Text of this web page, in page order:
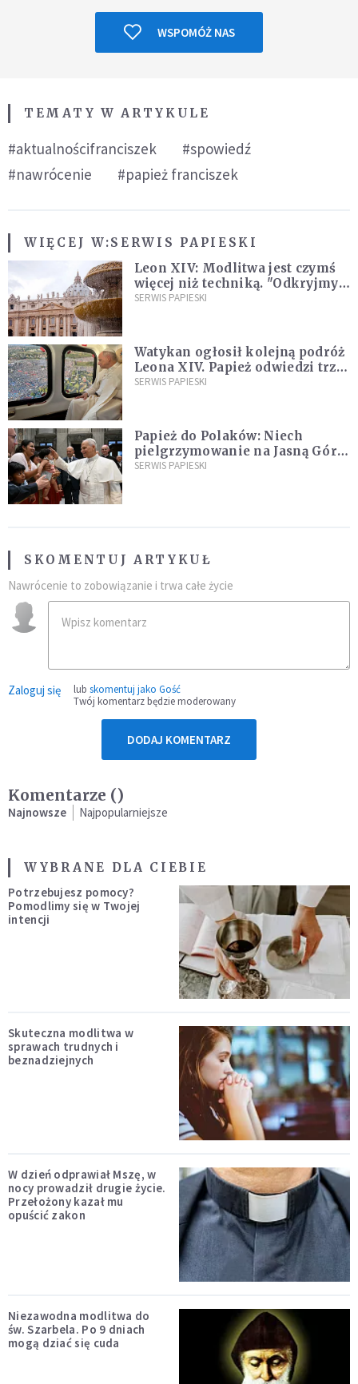
WSPOMÓŻ NAS
TEMATY W ARTYKULE
#aktualnościfranciszek
#spowiedź
#nawrócenie
#papież franciszek
WIĘCEJ W:SERWIS PAPIESKI
Leon XIV: Modlitwa jest czymś
więcej niż techniką. "Odkryjmy
ją na nowo"
SERWIS PAPIESKI
Watykan ogłosił kolejną podróż
Leona XIV. Papież odwiedzi trzy
kraje Ameryki Południowej
SERWIS PAPIESKI
Papież do Polaków: Niech
pielgrzymowanie na Jasną Górę
umocni wiarę i nadzieję
SERWIS PAPIESKI
SKOMENTUJ ARTYKUŁ
Nawrócenie to zobowiązanie i trwa całe życie
Zaloguj się lub skomentuj jako Gość
Twój komentarz będzie moderowany
DODAJ KOMENTARZ
Komentarze ()
Najnowsze Najpopularniejsze
WYBRANE DLA CIEBIE
Potrzebujesz pomocy?
Pomodlimy się w Twojej
intencji
Skuteczna modlitwa w
sprawach trudnych i
beznadziejnych
W dzień odprawiał Mszę, w
nocy prowadził drugie życie.
Przełożony kazał mu
opuścić zakon
Niezawodna modlitwa do
św. Szarbela. Po 9 dniach
mogą dziać się cuda